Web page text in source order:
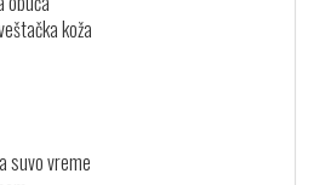
koža
suvo vreme